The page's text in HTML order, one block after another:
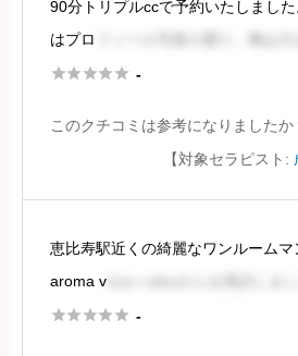
90分トリプルccで予約いたしまし
はプロ
たが、細すぎず太すぎず、素晴らし
してそのスタイルがよく分かりまし
続きを見るには会
 -
このクチコミは参考になりましたか
【対象セラピスト:
恵比寿駅近くの綺麗なワンルームマ
aroma v
にお世話になりました。同店では珍
 -